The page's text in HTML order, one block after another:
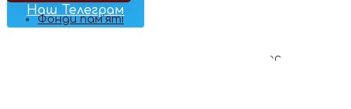
Наш Телеграм
Фонди пам’яті
Митрополита Володимира (Сабодана)